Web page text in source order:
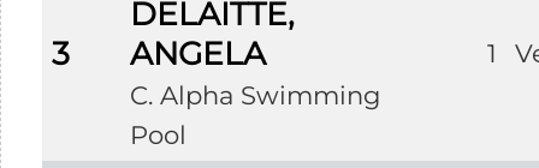
3
DELAITTE,
ANGELA
C. Alpha Swimming
Pool
1